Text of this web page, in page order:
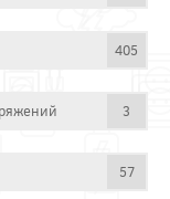
405
3
57